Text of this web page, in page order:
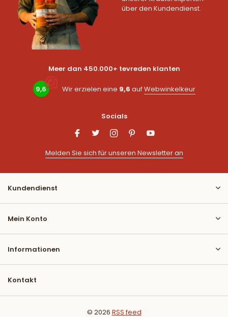
über den Kundendienst.
Meer dan 450.000+ tevreden klanten
9,6 Wir erzielen eine 9,6 aufWebwinkelkeur
Socials
Melden Sie sich für unseren Newsletter an
Kundendienst
Mein Konto
Informationen
Kontakt
© 2026 RSS feed